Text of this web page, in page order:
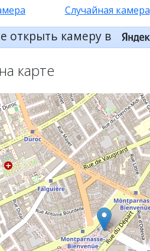
Случайная камера
открыть камеру в
карте